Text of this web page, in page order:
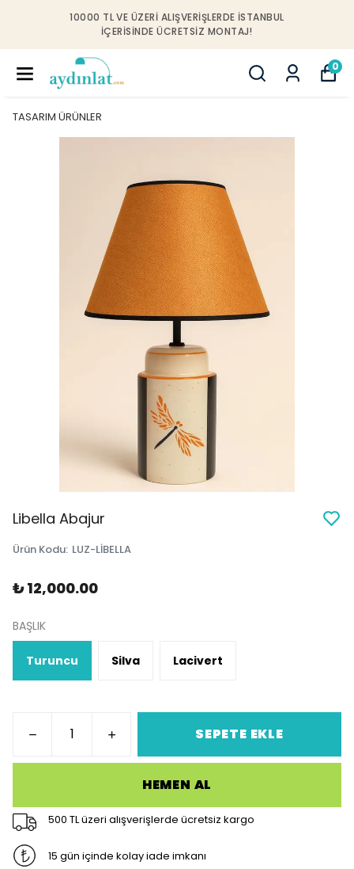
10000 TL VE ÜZERI ALIŞVERIŞLERDE İSTANBUL
IÇERISINDE ÜCRETSIZ MONTAJ!
0
TASARIM ÜRÜNLER
Libella Abajur
Ürün Kodu: LUZ-LİBELLA
₺ 12,000.00
BAŞLIK
Turuncu Silva Lacivert
SEPETE EKLE
HEMEN AL
500 TL üzeri alışverişlerde ücretsiz kargo
15 gün içinde kolay iade imkanı